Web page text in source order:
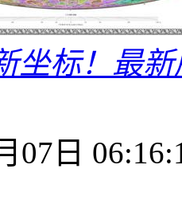
坐标！最
07日